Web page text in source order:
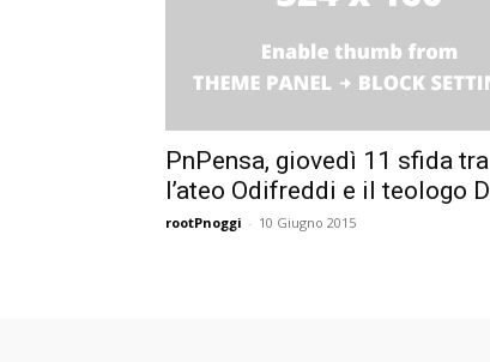
PnPensa, giovedì 11 sfida tra
l’ateo Odifreddi e il teologo
rootPnoggi - 10 Giugno 2015